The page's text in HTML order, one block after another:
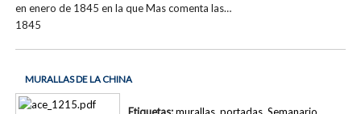
en enero de 1845 en la que Mas comenta las…
1845
MURALLAS DE LA CHINA